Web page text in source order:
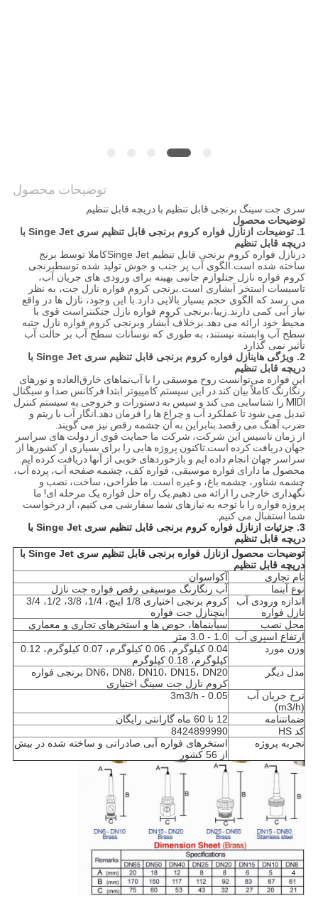
توضیحات محصول
سری جت سینگ برنجی قابل تنظیم با دریچه قابل تنظیم
توضیحات محصول
1. توضیحات از
نازل فواره کروم برنجی قابل تنظیم سری Singe Jet با
دریچه قابل تنظیم
در نازل فواره کروم برنجی قابل تنظیم Singe Jet
کاملا توسط برنج
ساخته شده است.الگوی آب پر جنب و جوش تولید شده توسطبرنجی
کروم فواره نازل جتلوازم جانبی بهینه برای ورودی های جریان آب،
تاسیسات استخر آبشاری است.برنجی کروم فواره نازل جت، به نظر
می رسد که الگوی حجم بسیار بالایی دارد.با این وجود، نازل ها در واقع
نیاز آبی کمی دارند.زیبا،برنجی کروم فواره نازل جتکنتراست قوی با
محیط خود ارائه می دهد.برخلاف آبشار وبرنجی کروم فواره نازل جتبه
سطح آب وابسته نیستند، به طوری که نوسانات سطح آب بر حالت آب
تأثیر نمی گذارد
2. ویژگی های
نازل فواره کروم برنجی قابل تنظیم سری Singe Jet با
دریچه قابل تنظیم
این فواره می‌توانست روح موسیقی را با آب‌نماهای خارق‌العاده و نورهای
رنگارنگ کاملاً بیان کند.در این سیستم کامپیوتر ابتدا فرکانس صدا و سیگنال
MIDI را شناسایی می کند و سپس به دستورات و خروجی به سیستم کنترل
تبدیل می شود تا عملکرد آب و چراغ ها را فرمان دهد.انگار آب با ریتم و
ضرب آهنگ می رقصد.بنابراین به آن چشمه رقص نیز می گویند.
از زمان تاسیس این شرکت، شرکت ما حمایت قوی از دولت های سراسر
جهان دریافت کرده است.تاکنون پروژه هایی را برای بسیاری از کشورها از
سراسر جهان انجام داده ایم و بازخوردهای خوبی از آنها دریافت کرده ایم.
محصول ما دارای فواره موسیقی، فواره کف، چشمه صفحه آب، پرده آب،
چشمه شناور، چشمه باغ، و غیره است. ما طراحی، ساخت، نصب و
نگهداری خارجی را ارائه می دهیم.یک راه حل فواره یک مرحله ای! ما
پروژه فواره را با توجه به نیازهای شما سفارشی می کنیم، از درخواست
شما استقبال می کنیم.
3. جزئیات از
نازل فواره کروم برنجی قابل تنظیم سری Singe Jet با
دریچه قابل تنظیم
توضیحات محصول از
نازل فواره برنجی قابل تنظیم سری Singe Jet با
دریچه قابل تنظیم
نام تجاری
آکواسوان
نوع آبنما
آب رنگارنگ موسیقی رقص فواره جت نازل
اندازه ورودی آب
نازل فواره
کروم برنجی اختیاری 1/8 اینچ، 1/4، 3/8، 1/2، 3/4
اینچنازل جت فواره
محل نصب
سیآبنماها، حوض ها و استخرهای تجاری و معماری
ارتفاع اسپری آب
1.0 - 3.0 متر
وزن مورد
0.04 کیلوگرم، 0.06 کیلوگرم، 0.07 کیلوگرم، 0.12
کیلوگرم، 0.18 کیلوگرم
مدل دیگر
DN6، DN8، DN10، DN15، DN20 برنجی فواره
کروم نازل جت سینگ اختیاری
نرخ جریان آب
(m3/h)
0.05 - 3m3/h
ضمانتنامه
12 تا 60 ماه گارانتی رایگان
کد HS
8424899990
تجربه پروژه
استخرهای فواره آبی صادراتی و ساخته شده در بیش
از 56 کشور